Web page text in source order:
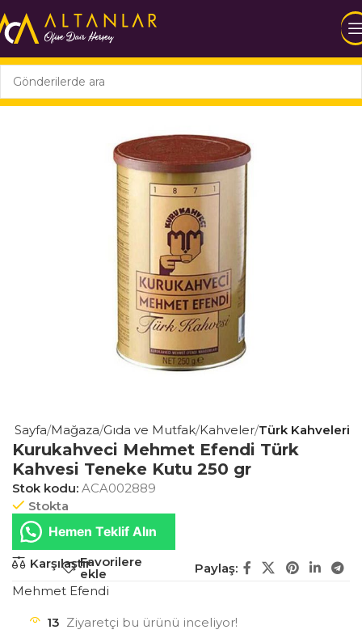
Sayfa Mağaza Gıda ve Mutfak Kahveler Türk Kahveleri
Kurukahveci Mehmet Efendi Türk
Kahvesi Teneke Kutu 250 gr
Stok kodu: ACA002889
Stokta
Hemen Teklif Alın
KarşılaştırFavorilere
ekle
Paylaş:
Mehmet Efendi
13 Ziyaretçi bu ürünü inceliyor!